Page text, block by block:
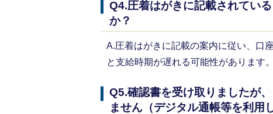
Q4.圧着はがきに記載されてい
か？
A.圧着はがきに記載の案内に従い、口
と支給時期が遅れる可能性があります。
Q5.確認書を受け取りましたが
ません（デジタル通帳等を利用